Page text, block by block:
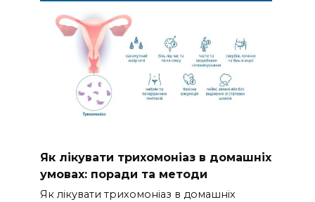
Як лікувати трихомоніаз в домашніх
умовах: поради та методи
Як лікувати трихомоніаз в домашніх